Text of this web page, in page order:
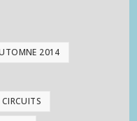
2014
CIRCUITS